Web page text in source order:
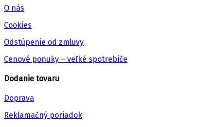
O nás
Cookies
Odstúpenie od zmluvy
Cenové ponuky – veľké spotrebiče
Dodanie tovaru
Doprava
Reklamačný poriadok